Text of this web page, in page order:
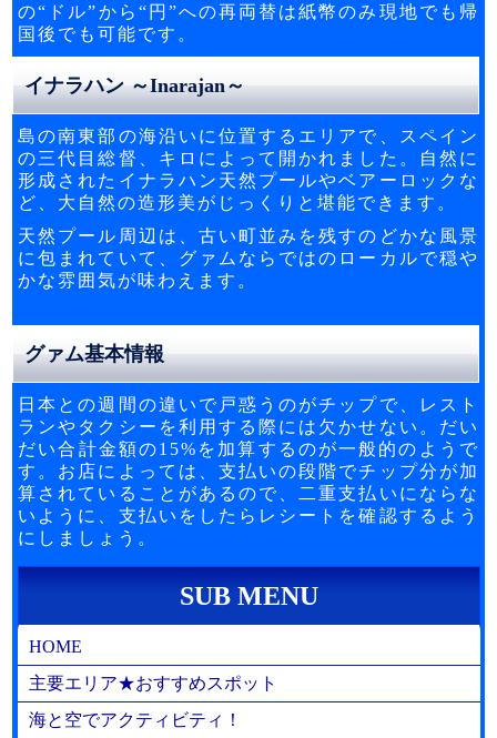
の“ドル”から“円”への再両替は紙幣のみ現地でも帰
国後でも可能です。
イナラハン ～Inarajan～
島の南東部の海沿いに位置するエリアで、スペイン
の三代目総督、キロによって開かれました。自然に
形成されたイナラハン天然プールやベアーロックな
ど、大自然の造形美がじっくりと堪能できます。
天然プール周辺は、古い町並みを残すのどかな風景
に包まれていて、グァムならではのローカルで穏や
かな雰囲気が味わえます。
グァム基本情報
日本との週間の違いで戸惑うのがチップで、レスト
ランやタクシーを利用する際には欠かせない。だい
だい合計金額の15%を加算するのが一般的のようで
す。お店によっては、支払いの段階でチップ分が加
算されていることがあるので、二重支払いにならな
いように、支払いをしたらレシートを確認するよう
にしましょう。
SUB MENU
HOME
主要エリア★おすすめスポット
海と空でアクティビティ！